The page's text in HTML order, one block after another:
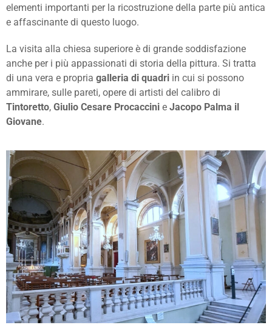
elementi importanti per la ricostruzione della parte più antica
e affascinante di questo luogo.
La visita alla chiesa superiore è di grande soddisfazione
anche per i più appassionati di storia della pittura. Si tratta
di una vera e propria galleria di quadri in cui si possono
ammirare, sulle pareti, opere di artisti del calibro di
Tintoretto, Giulio Cesare Procaccini e Jacopo Palma il
Giovane.